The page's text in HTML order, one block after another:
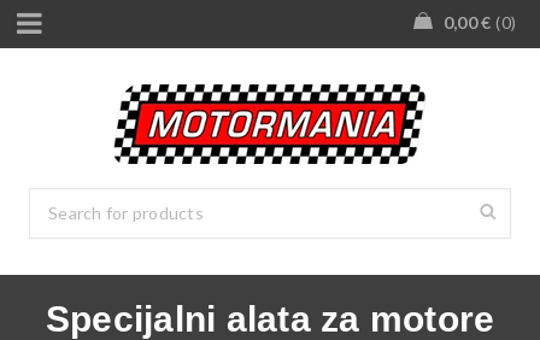
0,00€ 0
Specijalni alata za motore